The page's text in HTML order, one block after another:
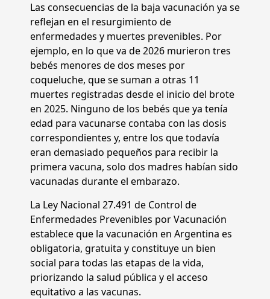
Las consecuencias de la baja vacunación ya se
reflejan en el resurgimiento de
enfermedades y muertes prevenibles. Por
ejemplo, en lo que va de 2026 murieron tres
bebés menores de dos meses por
coqueluche, que se suman a otras 11
muertes registradas desde el inicio del brote
en 2025. Ninguno de los bebés que ya tenía
edad para vacunarse contaba con las dosis
correspondientes y, entre los que todavía
eran demasiado pequeños para recibir la
primera vacuna, solo dos madres habían sido
vacunadas durante el embarazo.
La Ley Nacional 27.491 de Control de
Enfermedades Prevenibles por Vacunación
establece que la vacunación en Argentina es
obligatoria, gratuita y constituye un bien
social para todas las etapas de la vida,
priorizando la salud pública y el acceso
equitativo a las vacunas.